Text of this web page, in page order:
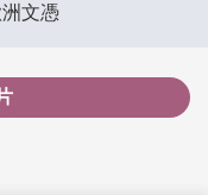
文憑